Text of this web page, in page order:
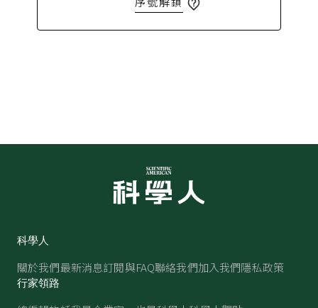
科學人
關於我們最新消息訂閱與FAQ聯絡我們加入我們隱私政策
行家領路